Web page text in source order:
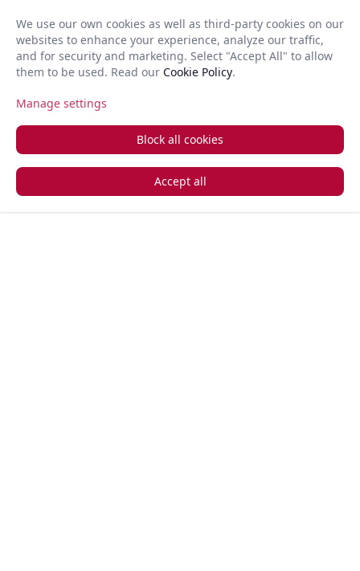
GR
Ζητήστε μια κλήση πίσω
κόσμο.
σας με
We use our own cookies as well as third-party cookies on our
websites to enhance your experience, analyze our traffic,
and for security and marketing. Select "Accept All" to allow
them to be used. Read our Cookie Policy.
Manage settings
Block all cookies
Accept all